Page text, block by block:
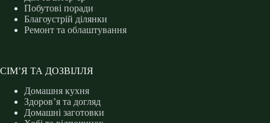
Побутові поради
Благоустрій ділянки
Ремонт та облаштування
СІМ’Я ТА ДОЗВІЛЛЯ
Домашня кухня
Здоров’я та догляд
Домашні заготовки